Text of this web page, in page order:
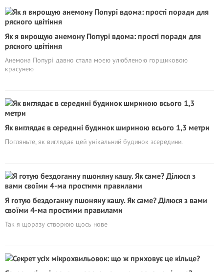
Як я вирощую анемону Попурі вдома: прості поради для
рясного цвітіння
Анемона Попурі давно стала моєю улюбленою горщиковою
красунею
Як виглядає в середині будинок шириною всього 1,3 метри
Погляньте, як виглядає цей унікальний будинок зсередини.
Я готую бездоганну пшоняну кашу. Як саме? Ділюся з вами
своїми 4-ма простими правилами
Так я щоразу створюю щось нове